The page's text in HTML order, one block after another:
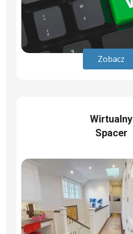
Zobacz
Wirtualny
Spacer